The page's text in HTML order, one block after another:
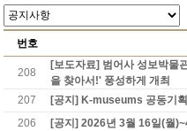
번호
208
[보도자료] 범어사 성보박물
을 찾아서!' 풍성하게 개최
207
[공지] K-museums 공동기
206
[공지] 2026년 3월 16일(월